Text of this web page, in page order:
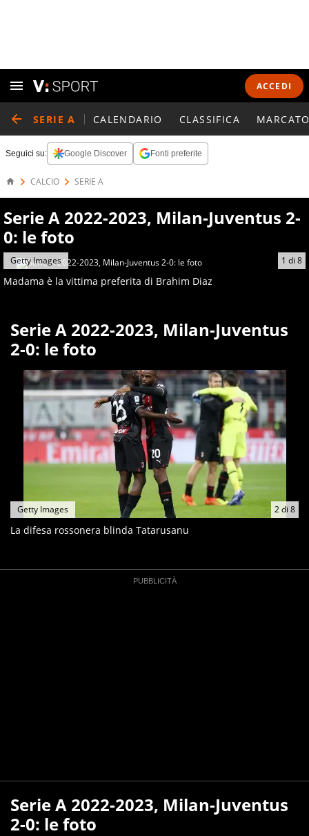
ACCEDI
SERIE A CALENDARIO CLASSIFICA
Seguici su: Google Discover Fonti preferite
CALCIO SERIE A
Serie A 2022-2023, Milan-Juventus 2-
0: le foto
1 di 8
Getty Images
Madama è la vittima preferita di Brahim Diaz
Serie A 2022-2023, Milan-Juventus
2-0: le foto
2di 8
Getty Images
La difesa rossonera blinda Tatarusanu
Serie A 2022-2023, Milan-Juventus
2-0: le foto